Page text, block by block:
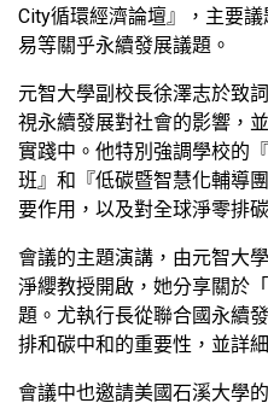
City循環經濟論壇』，主要
易等關乎永續發展議題。
元智大學副校長徐澤志於致
視永續發展對社會的影響，
實踐中。他特別強調學校的
班』和『低碳暨智慧化輔導
要作用，以及對全球淨零排
會議的主題演講，由元智大
淨纓教授開啟，她分享關於
題。尤執行長從聯合國永續
排和碳中和的重要性，並詳
會議中也邀請美國石溪大學